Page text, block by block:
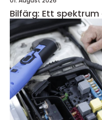
Bilfärg: Ett